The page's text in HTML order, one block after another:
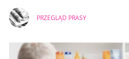
PRZEGLĄD PRASY